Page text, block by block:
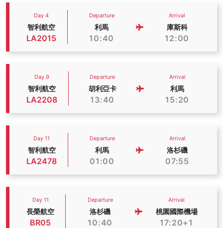
Day 4
智利航空
LA2015
Departure
利馬
10:40
Arrival
庫斯科
12:00
Day 9
智利航空
LA2208
Departure
胡利亞卡
13:40
Arrival
利馬
15:20
Day 11
智利航空
LA2478
Departure
利馬
01:00
Arrival
洛杉磯
07:55
Day 11
長榮航空
BR05
Departure
洛杉磯
10:40
Arrival
桃園國際機場
17:20+1